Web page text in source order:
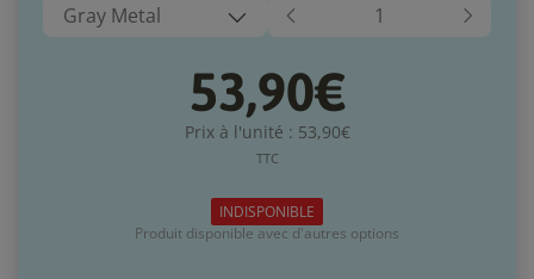
Gray Metal
53,90€
Prix à l'unité : 53,90€
TTC
INDISPONIBLE
Produit disponible avec d'autres options